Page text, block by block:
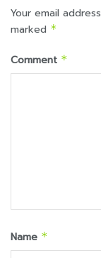
Your email
marked *
Comment *
Name *